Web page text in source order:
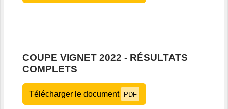
COUPE VIGNET 2022 - RÉSULTATS
COMPLETS
Télécharger le document PDF